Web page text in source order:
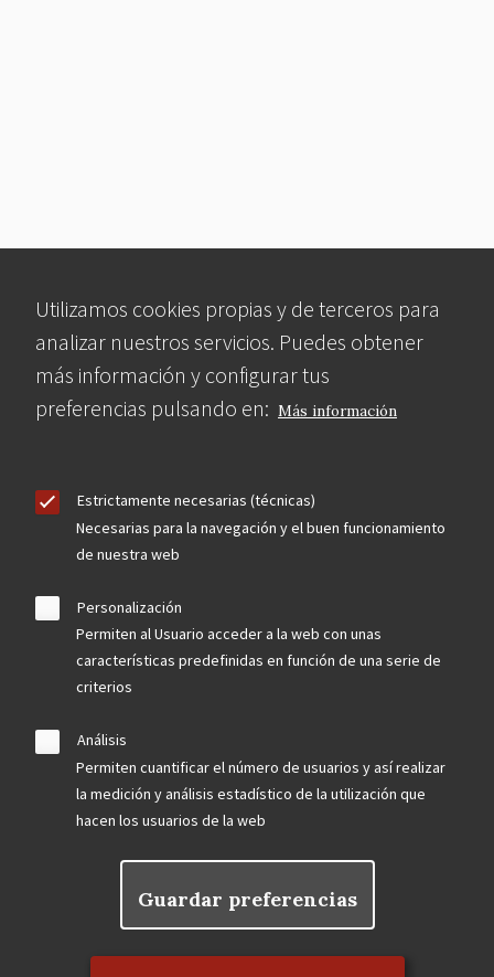
Utilizamos cookies propias y de terceros para
analizar nuestros servicios. Puedes obtener
más información y configurar tus
preferencias pulsando en: Más información
Estrictamente necesarias (técnicas)
Necesarias para la navegación y el buen funcionamiento
de nuestra web
Personalización
Permiten al Usuario acceder a la web con unas
características predefinidas en función de una serie de
criterios
Análisis
Permiten cuantificar el número de usuarios y así realizar
la medición y análisis estadístico de la utilización que
hacen los usuarios de la web
Guardar preferencias